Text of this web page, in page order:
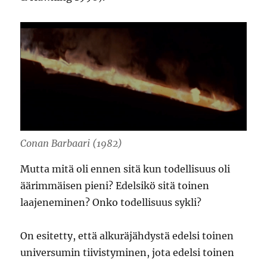
Conan Barbaari (1982)
Mutta mitä oli ennen sitä kun todellisuus oli
äärimmäisen pieni? Edelsikö sitä toinen
laajeneminen? Onko todellisuus sykli?
On esitetty, että alkuräjähdystä edelsi toinen
universumin tiivistyminen, jota edelsi toinen